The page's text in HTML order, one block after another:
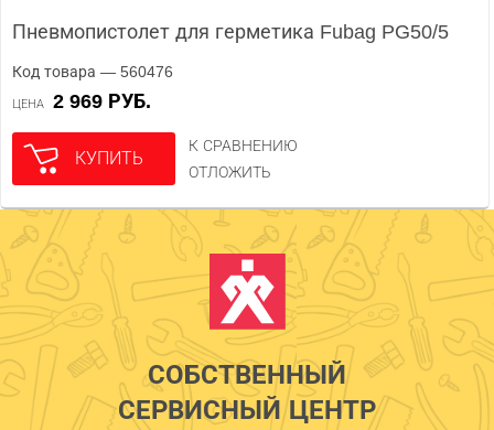
Пневмопистолет для герметика Fubag PG50/5
Код товара — 560476
ЦЕНА 2 969 РУБ.
КУПИТЬ
К СРАВНЕНИЮ
ОТЛОЖИТЬ
СОБСТВЕННЫЙ
СЕРВИСНЫЙ ЦЕНТР